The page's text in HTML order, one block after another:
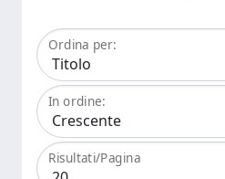
Ordina per:
In ordine:
Risultati/Pagina